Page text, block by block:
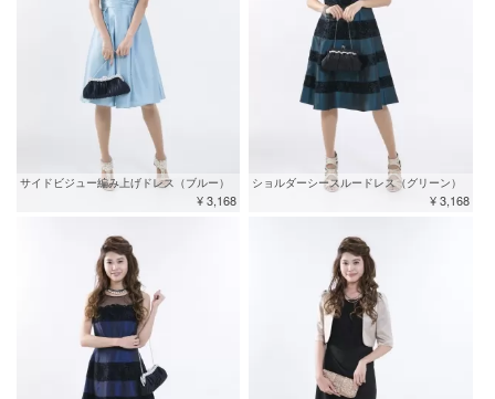
サイドビジュー編み上げドレス（ブルー）
¥ 3,168
ショルダーシースルードレス（グリーン）
¥ 3,168